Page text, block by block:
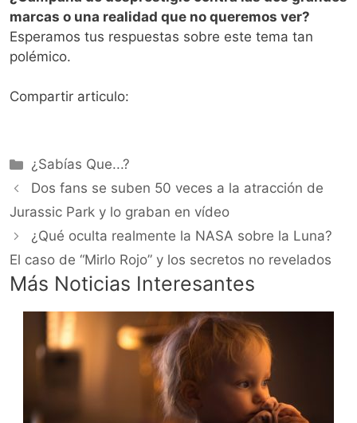
marcas o una realidad que no queremos ver?
Esperamos tus respuestas sobre este tema tan
polémico.
Compartir articulo:
Categorías
¿Sabías Que...?
Dos fans se suben 50 veces a la atracción de
Jurassic Park y lo graban en vídeo
¿Qué oculta realmente la NASA sobre la Luna?
El caso de “Mirlo Rojo” y los secretos no revelados
Más Noticias Interesantes